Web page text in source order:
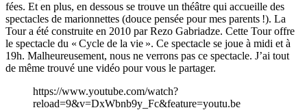
fées. Et en plus, en dessous se trouve un théâtre qui accueille des
spectacles de marionnettes (douce pensée pour mes parents !). La
Tour a été construite en 2010 par Rezo Gabriadze. Cette Tour offre
le spectacle du « Cycle de la vie ». Ce spectacle se joue à midi et à
19h. Malheureusement, nous ne verrons pas ce spectacle. J’ai tout
de même trouvé une vidéo pour vous le partager.
https://www.youtube.com/watch?
reload=9&v=DxWbnb9y_Fc&feature=youtu.be